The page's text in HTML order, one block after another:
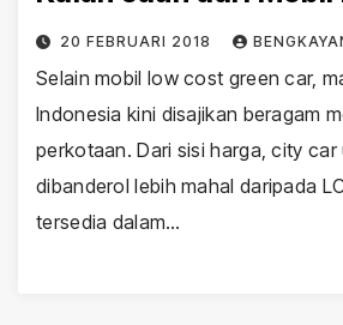
20 FEBRUARI 2018
Selain mobil low cost green car,
Indonesia kini disajikan beragam
perkotaan. Dari sisi harga, city car
dibanderol lebih mahal daripada
tersedia dalam…